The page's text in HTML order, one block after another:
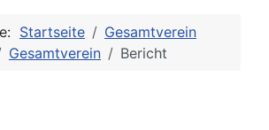
Startseite
Gesamtverein
Gesamtverein Bericht